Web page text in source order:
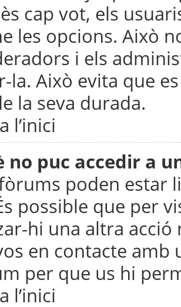
cap vot, els
les opcions. Això
i els
la. Això evita que
la seva durada.
l’inici
no puc accedir a
poden estar
possible que per
hi una altra acció
en contacte
per que us hi
l’inici